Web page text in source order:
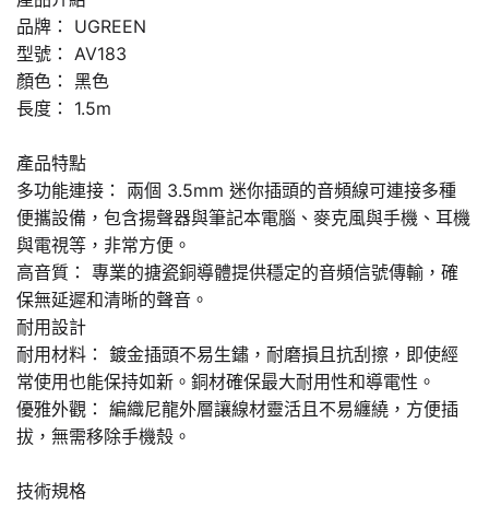
品牌： UGREEN
型號： AV183
顏色： 黑色
長度： 1.5m
產品特點
多功能連接： 兩個 3.5mm 迷你插頭的音頻線可連接多種
便攜設備，包含揚聲器與筆記本電腦、麥克風與手機、耳機
與電視等，非常方便。
高音質： 專業的搪瓷銅導體提供穩定的音頻信號傳輸，確
保無延遲和清晰的聲音。
耐用設計
耐用材料： 鍍金插頭不易生鏽，耐磨損且抗刮擦，即使經
常使用也能保持如新。銅材確保最大耐用性和導電性。
優雅外觀： 編織尼龍外層讓線材靈活且不易纏繞，方便插
拔，無需移除手機殼。
技術規格